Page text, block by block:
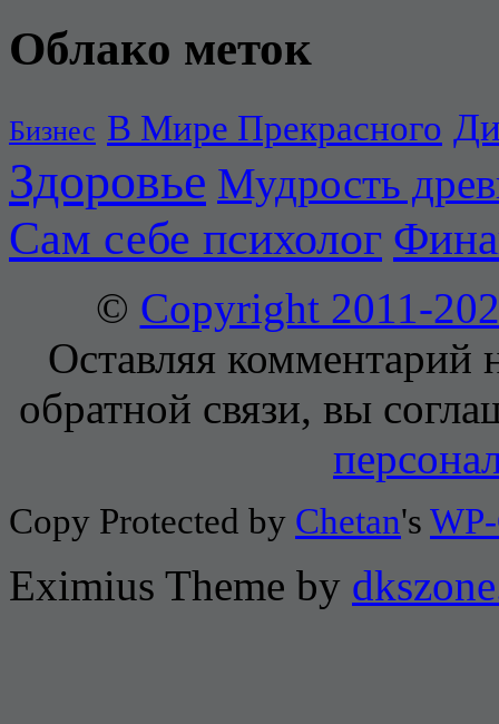
Облако меток
Бизнес В Мире Прекрасного
Здоровье Мудрость
Сам себе психолог
© Copyright 2011-
Оставляя комментарий
обратной связи, вы
Copy Protected by Chetan's
Eximius Theme by